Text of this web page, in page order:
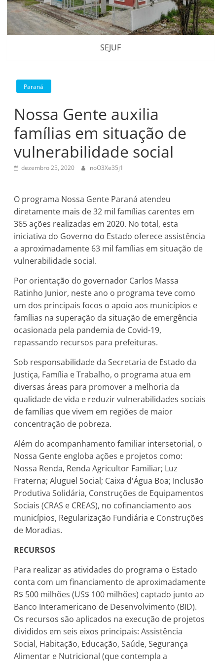
SEJUF
Paraná
Nossa Gente auxilia
famílias em situação de
vulnerabilidade social
dezembro 25, 2020 noO3Xe35j1
O programa Nossa Gente Paraná atendeu
diretamente mais de 32 mil famílias carentes em
365 ações realizadas em 2020. No total, esta
iniciativa do Governo do Estado oferece assistência
a aproximadamente 63 mil famílias em situação de
vulnerabilidade social.
Por orientação do governador Carlos Massa
Ratinho Junior, neste ano o programa teve como
um dos principais focos o apoio aos municípios e
famílias na superação da situação de emergência
ocasionada pela pandemia de Covid-19,
repassando recursos para prefeituras.
Sob responsabilidade da Secretaria de Estado da
Justiça, Família e Trabalho, o programa atua em
diversas áreas para promover a melhoria da
qualidade de vida e reduzir vulnerabilidades sociais
de famílias que vivem em regiões de maior
concentração de pobreza.
Além do acompanhamento familiar intersetorial, o
Nossa Gente engloba ações e projetos como:
Nossa Renda, Renda Agricultor Familiar; Luz
Fraterna; Aluguel Social; Caixa d'Água Boa; Inclusão
Produtiva Solidária, Construções de Equipamentos
Sociais (CRAS e CREAS), no cofinanciamento aos
municípios, Regularização Fundiária e Construções
de Moradias.
RECURSOS
Para realizar as atividades do programa o Estado
conta com um financiamento de aproximadamente
R$ 500 milhões (US$ 100 milhões) captado junto ao
Banco Interamericano de Desenvolvimento (BID).
Os recursos são aplicados na execução de projetos
divididos em seis eixos principais: Assistência
Social, Habitação, Educação, Saúde, Segurança
Alimentar e Nutricional (que contempla a